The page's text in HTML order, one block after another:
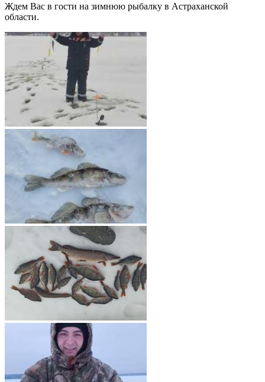
Ждем Вас в гости на зимнюю рыбалку в Астраханской
области.